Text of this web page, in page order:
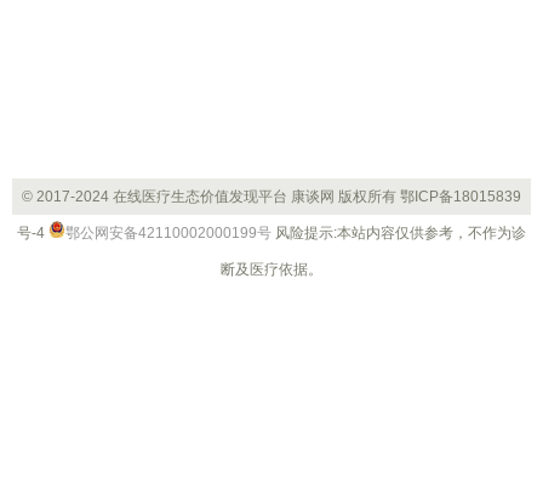
© 2017-2024 在线医疗生态价值发现平台 康谈网 版权所有 鄂ICP备18015839
号-4 鄂公网安备42110002000199号 风险提示:本站内容仅供参考，不作为诊
断及医疗依据。